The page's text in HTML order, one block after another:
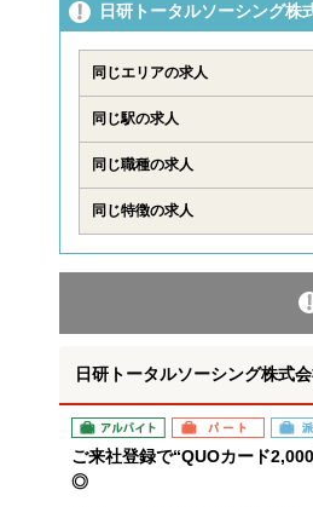
日研トータルソーシング
同じエリアの求人
同じ駅の求人
同じ職種の求人
同じ特徴の求人
日研トータルソーシング株式
アルバイト パート 派遣
ご来社登録で“QUOカード
◎